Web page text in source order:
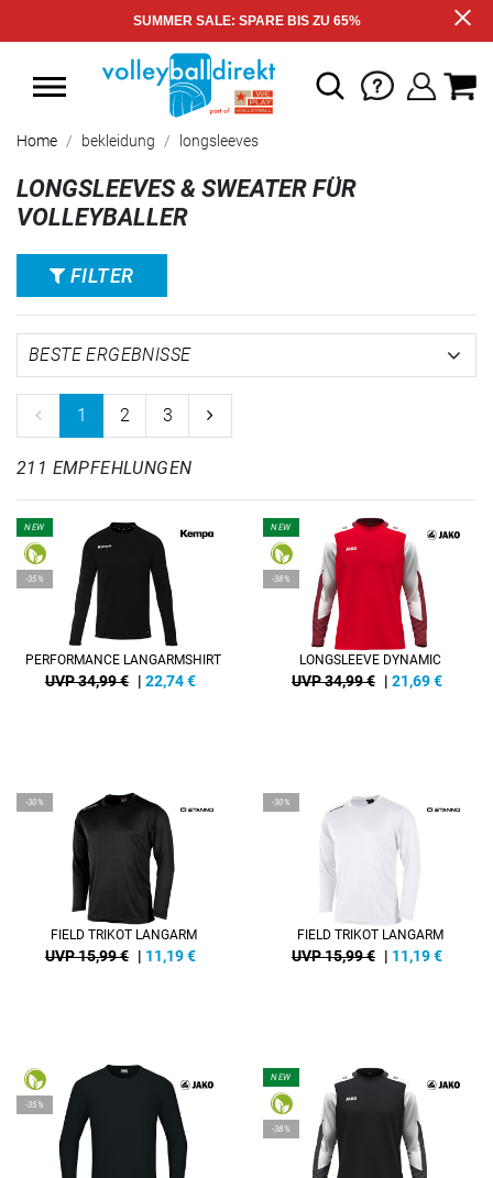
SUMMER SALE: SPARE BIS ZU 65%
Home bekleidung longsleeves
LONGSLEEVES & SWEATER FÜR
VOLLEYBALLER
FILTER
1 2 3
211 EMPFEHLUNGEN
NEW
-35%
PERFORMANCE LANGARMSHIRT
UVP 34,99 € | 22,74€
NEW
-38%
LONGSLEEVE DYNAMIC
UVP 34,99 € | 21,69€
-30%
FIELD TRIKOT LANGARM
UVP 15,99 € | 11,19€
-30%
FIELD TRIKOT LANGARM
UVP 15,99 € | 11,19€
-35%
NEW
-38%